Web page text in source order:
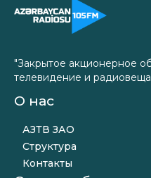
"Закрытое акционерное
телевидение и
О нас
АЗТВ ЗАО
Структура
Контакты